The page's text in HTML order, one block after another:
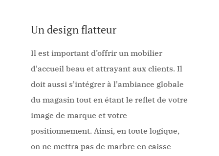
Un design flatteur
Il est important d’offrir un mobilier
d'accueil beau et attrayant aux clients. Il
doit aussi s'intégrer à l'ambiance globale
du magasin tout en étant le reflet de votre
image de marque et votre
positionnement. Ainsi, en toute logique,
on ne mettra pas de marbre en caisse